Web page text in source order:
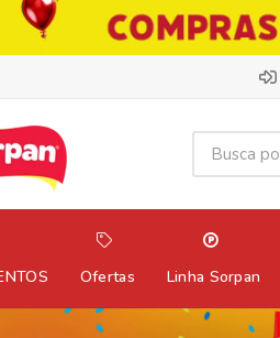
Ofertas Linha Sorpan